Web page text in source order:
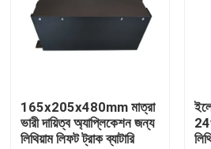
আমাদের সম্পর্কে
মান নিয়ন্ত্রণ
165x205x480mm মাত্রা
ভারী দায়িত্ব অ্যাপ্লিকেশন জন্য
লিথিয়াম লিফট ট্রাক ব্যাটারি